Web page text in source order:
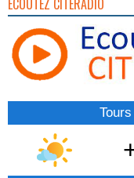
ECOUTEZ CITERADIO
Tours